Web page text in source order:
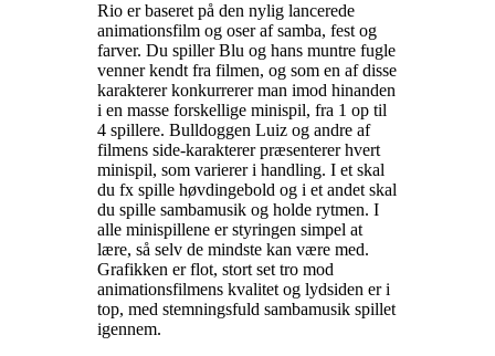
Rio er baseret på den nylig lancerede
animationsfilm og oser af samba, fest og
farver. Du spiller Blu og hans muntre fugle
venner kendt fra filmen, og som en af disse
karakterer konkurrerer man imod hinanden
i en masse forskellige minispil, fra 1 op til
4 spillere. Bulldoggen Luiz og andre af
filmens side-karakterer præsenterer hvert
minispil, som varierer i handling. I et skal
du fx spille høvdingebold og i et andet skal
du spille sambamusik og holde rytmen. I
alle minispillene er styringen simpel at
lære, så selv de mindste kan være med.
Grafikken er flot, stort set tro mod
animationsfilmens kvalitet og lydsiden er i
top, med stemningsfuld sambamusik spillet
igennem.